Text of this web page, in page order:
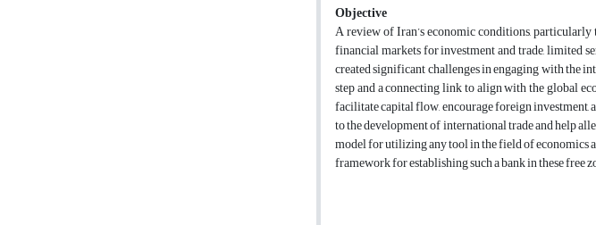
Objective
A review of Iran’s economic conditions,
financial markets for investment and trade, limited
created significant challenges in engaging with the
step and a connecting link to align with the global
facilitate capital flow, encourage foreign
to the development of international trade and help
model for utilizing any tool in the field of economics
framework for establishing such a bank in these free